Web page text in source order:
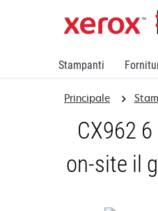
Stampanti
Principale
CX962
on-site il